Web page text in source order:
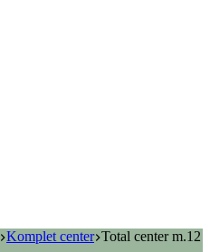
Komplet center Total center m.12